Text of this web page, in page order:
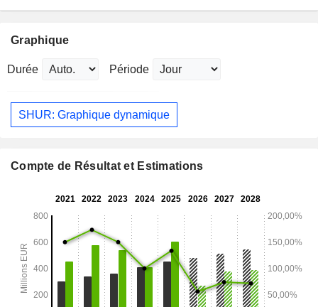
Graphique
Durée Période
SHUR: Graphique dynamique
Compte de Résultat et Estimations